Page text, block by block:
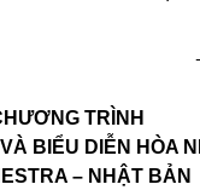
TRÌNH
BIỂU DIỄN HÒA
– NHẬT BẢN